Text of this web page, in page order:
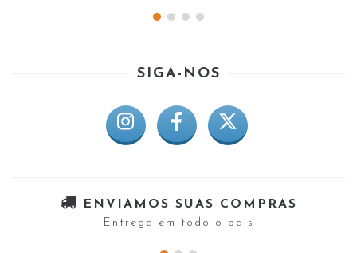
SIGA-NOS
ENVIAMOS SUAS COMPRAS
Entrega em todo o país